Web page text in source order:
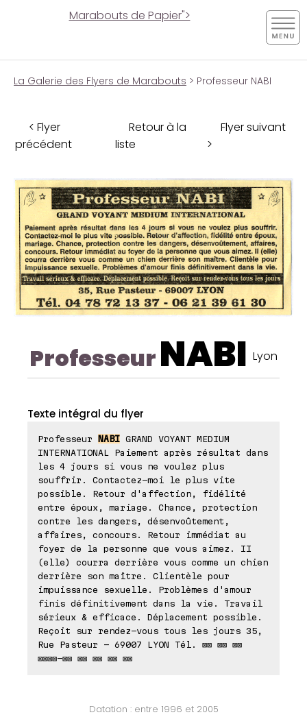
Marabouts de Papier">
La Galerie des Flyers de Marabouts > Professeur NABI
< Flyer
précédent
Retour à la
liste
Flyer suivant
>
ProfesseurNABI Lyon
Texte intégral du flyer
Professeur NABI GRAND VOYANT MEDIUM
INTERNATIONAL Paiement après résultat dans
les 4 jours si vous ne voulez plus
souffrir. Contactez-moi le plus vite
possible. Retour d'affection, fidélité
entre époux, mariage. Chance, protection
contre les dangers, désenvoûtement,
affaires, concours. Retour immédiat au
foyer de la personne que vous aimez. II
(elle) courra derrière vous comme un chien
derrière son maître. Clientèle pour
impuissance sexuelle. Problèmes d'amour
finis définitivement dans la vie. Travail
sérieux & efficace. Déplacement possible.
Reçoit sur rendez-vous tous les jours 35,
Rue Pasteur - 69007 LYON Tél. ⊠⊠ ⊠⊠ ⊠⊠
⊠⊠⊠⊠-⊠⊠ ⊠⊠ ⊠⊠ ⊠⊠ ⊠⊠
Datation : entre 1996 et 2005